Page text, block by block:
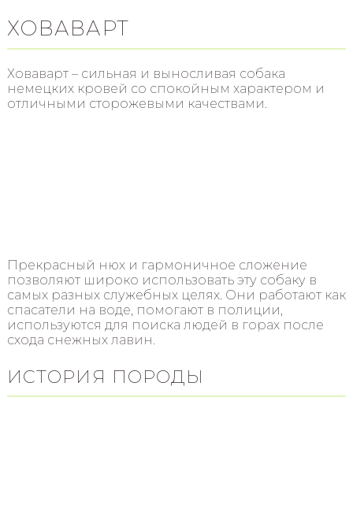
ХОВАВАРТ
Ховаварт – сильная и выносливая собака
немецких кровей со спокойным характером и
отличными сторожевыми качествами.
Прекрасный нюх и гармоничное сложение
позволяют широко использовать эту собаку в
самых разных служебных целях. Они работают как
спасатели на воде, помогают в полиции,
используются для поиска людей в горах после
схода снежных лавин.
ИСТОРИЯ ПОРОДЫ